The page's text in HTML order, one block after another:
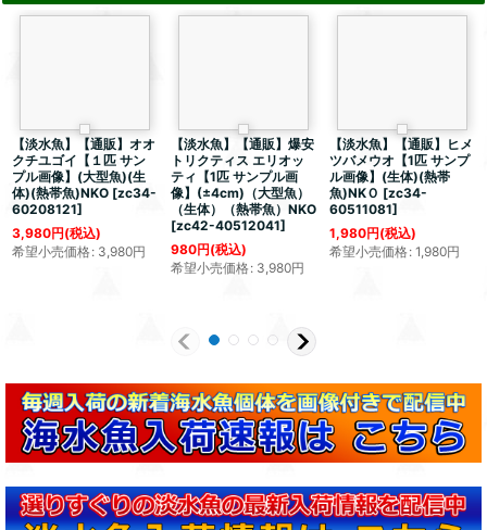
【淡水魚】【通販】オオ
クチユゴイ【１匹 サン
プル画像】(大型魚)(生
体)(熱帯魚)NKO [zc34-
60208121]
3,980円(税込)
希望小売価格: 3,980円
【淡水魚】【通販】爆安
トリクティス エリオッ
ティ【1匹 サンプル画
像】(±4cm)（大型魚）
（生体）（熱帯魚）NKO
[zc42-40512041]
980円(税込)
希望小売価格: 3,980円
【淡水魚】【通販】ヒメ
ツバメウオ【1匹 サンプ
ル画像】(生体)(熱帯
魚)NKＯ [zc34-
60511081]
1,980円(税込)
希望小売価格: 1,980円